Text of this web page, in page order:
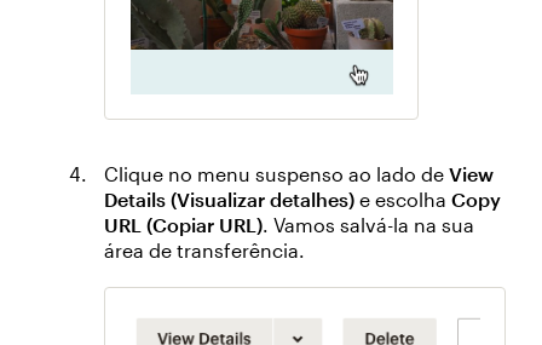
Clique no menu suspenso ao lado de View
Details (Visualizar detalhes) e escolha Copy
URL (Copiar URL) . Vamos salvá-la na sua
área de transferência.